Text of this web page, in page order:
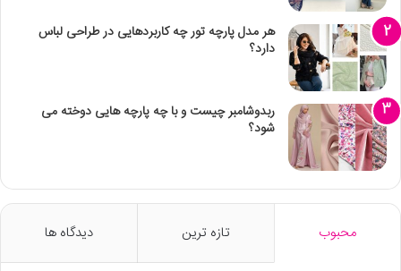
هر مدل پارچه تور چه کاربردهایی در طراحی لباس
دارد؟
ربدوشامبر چیست و با چه پارچه هایی دوخته می
شود؟
محبوب تازه ترین دیدگاه ها